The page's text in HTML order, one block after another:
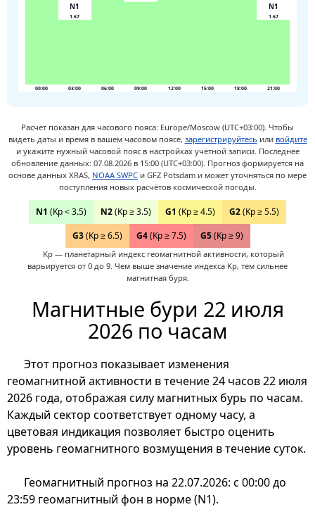
00:00 03:00
1.67
N1
06:00 09:00 12:00 15:00 18:00 21:00
1.67
N1
Расчёт показан для часового пояса: Europe/Moscow (UTC+03:00). Чтобы
видеть даты и время в вашем часовом поясе, зарегистрируйтесь или войдите
и укажите нужный часовой пояс в настройках учётной записи. Последнее
обновление данных: 07.08.2026 в 15:00 (UTC+03:00). Прогноз формируется на
основе данных XRAS, NOAA SWPC и GFZ Potsdam и может уточняться по мере
поступления новых расчётов космической погоды.
N1 (Kp < 3.5) N2(Kp ≥ 3.5) G1 (Kp ≥ 4.5) G2(Kp ≥ 5.5)
G3 (Kp ≥ 6.5) G4 (Kp ≥ 7.5) G5 (Kp ≥ 9)
Kp — планетарный индекс геомагнитной активности, который
варьируется от 0 до 9. Чем выше значение индекса Kp, тем сильнее
магнитная буря.
Магнитные бури 22 июля
2026 по часам
Этот прогноз показывает изменения
геомагнитной активности в течение 24 часов 22 июля
2026 года, отображая силу магнитных бурь по часам.
Каждый сектор соответствует одному часу, а
цветовая индикация позволяет быстро оценить
уровень геомагнитного возмущения в течение суток.
00:00
Геомагнитный прогноз на 22.07.2026: с 00:00 до
23:59 геомагнитный фон в норме (N1).